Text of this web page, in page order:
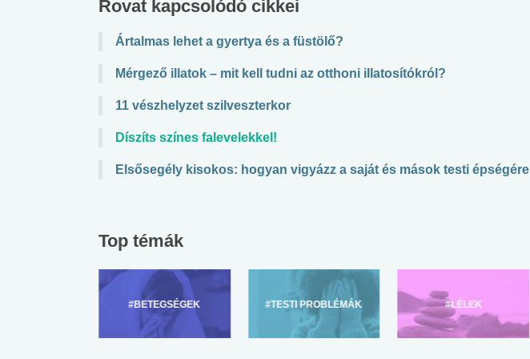
Rovat kapcsolódó cikkei
Ártalmas lehet a gyertya és a füstölő?
Mérgező illatok – mit kell tudni az otthoni illatosítókról?
11 vészhelyzet szilveszterkor
Díszíts színes falevelekkel!
Elsősegély kisokos: hogyan vigyázz a saját és mások testi épségére
Top témák
#BETEGSÉGEK #TESTI PROBLÉMÁK #LÉLEK